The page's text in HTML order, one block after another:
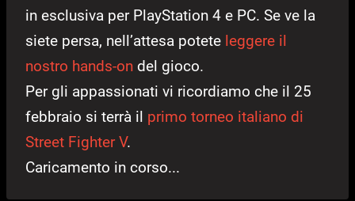
in esclusiva per PlayStation 4 e PC. Se ve la
siete persa, nell’attesa potete leggere il
nostro hands-on del gioco.
Per gli appassionati vi ricordiamo che il 25
febbraio si terrà il primo torneo italiano di
Street Fighter V.
Caricamento in corso...